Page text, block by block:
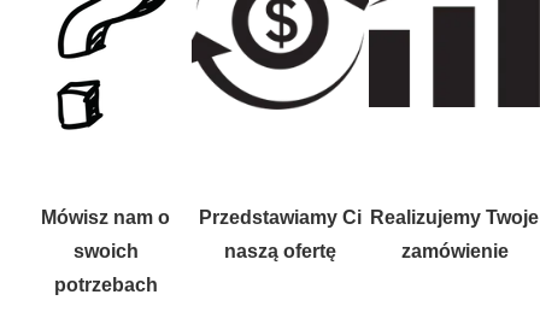
Mówisz nam o
swoich
potrzebach
Przedstawiamy Ci
naszą ofertę
Realizujemy Twoje
zamówienie